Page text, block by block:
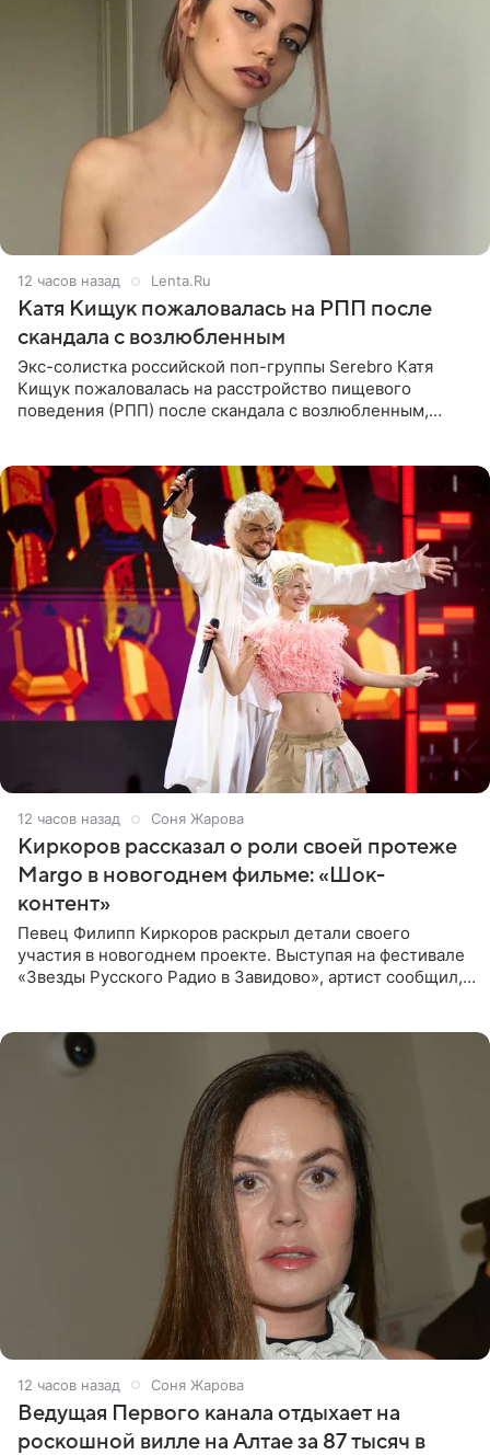
12 часов назад Lenta.Ru
Катя Кищук пожаловалась на РПП после
скандала с возлюбленным
Экс-солистка российской поп-группы Serebro Катя
Кищук пожаловалась на расстройство пищевого
поведения (РПП) после скандала с возлюбленным,
12 часов назад Соня Жарова
Киркоров рассказал о роли своей протеже
Margo в новогоднем фильме: «Шок-
контент»
Певец Филипп Киркоров раскрыл детали своего
участия в новогоднем проекте. Выступая на фестивале
«Звезды Русского Радио в Завидово», артист сообщил,
12 часов назад Соня Жарова
Ведущая Первого канала отдыхает на
роскошной вилле на Алтае за 87 тысяч в